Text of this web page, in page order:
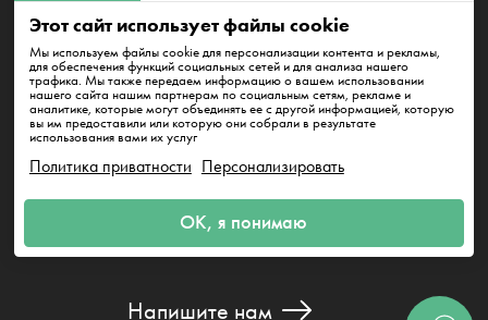
Этот сайт использует файлы cookie
Мы используем файлы cookie для персонализации контента и рекламы,
для обеспечения функций социальных сетей и для анализа нашего
трафика. Мы также передаем информацию о вашем использовании
нашего сайта нашим партнерам по социальным сетям, рекламе и
аналитике, которые могут объединять ее с другой информацией, которую
вы им предоставили или которую они собрали в результате
использования вами их услуг
Политика приватности Персонализировать
ОК, я понимаю
Политика использования файлов cookie
EMFI GROUP, s. r. o., IČO 52526941, DIČ 2121092325
Karpatské námestie 7770/10A 831 06 Bratislava - mestská časť
Напишите нам